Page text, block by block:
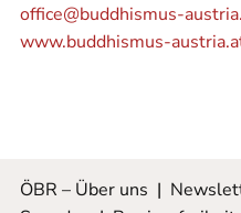
office@buddhismus-
www.buddhismus-
ÖBR – Über uns |